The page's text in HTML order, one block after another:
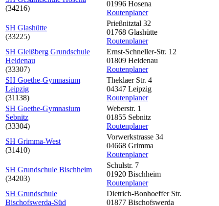
(34216)
01996 Hosena
Routenplaner
SH Glashütte
(33225)
Prießnitztal 32
01768 Glashütte
Routenplaner
SH Gleißberg Grundschule
Heidenau
(33307)
Ernst-Schneller-Str. 12
01809 Heidenau
Routenplaner
SH Goethe-Gymnasium
Leipzig
(31138)
Theklaer Str. 4
04347 Leipzig
Routenplaner
SH Goethe-Gymnasium
Sebnitz
(33304)
Weberstr. 1
01855 Sebnitz
Routenplaner
SH Grimma-West
(31410)
Vorwerkstrasse 34
04668 Grimma
Routenplaner
SH Grundschule Bischheim
(34203)
Schulstr. 7
01920 Bischheim
Routenplaner
SH Grundschule
Bischofswerda-Süd
Dietrich-Bonhoeffer Str.
01877 Bischofswerda